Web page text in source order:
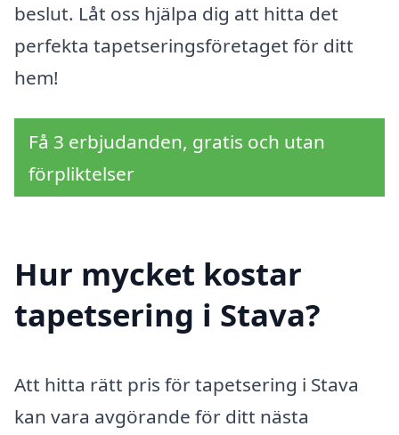
beslut. Låt oss hjälpa dig att hitta det
perfekta tapetseringsföretaget för ditt
hem!
Få 3 erbjudanden, gratis och utan
förpliktelser
Hur mycket kostar
tapetsering i Stava?
Att hitta rätt pris för tapetsering i Stava
kan vara avgörande för ditt nästa